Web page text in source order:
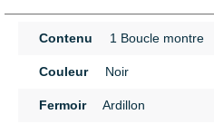
Contenu 1 Boucle montre
Couleur Noir
Fermoir Ardillon